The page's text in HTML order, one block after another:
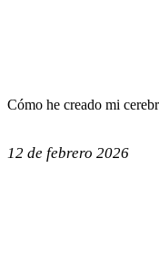
Cómo he creado mi
12 de febrero 2026